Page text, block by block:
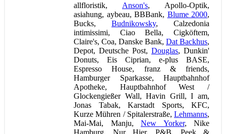
allfloristik, Anson's, Apollo-Optik,
asiahung, aybeau, BBBank, Blume 2000,
Bucks, Budnikowsky, Calzedonia
intimissimi, Ciao Bella, Cigköftem,
Claire's, Coa, Danske Bank, Dat Backhus,
Depot, Deutsche Post, Douglas, Dunkin'
Donuts, Eis Ciprian, e-plus BASE,
Espresso House, franz & friends,
Hamburger Sparkasse, Hauptbahnhof
Apotheke, Hauptbahnhof West /
Glockengießer Wall, Havin Grill, I am,
Jonas Tabak, Karstadt Sports, KFC,
Kurze Mühren / Spitalerstraße, Lehmanns,
Mai-Mai, Manju, New Yorker, Nike
Hamburg, Nur Hier, P&B, Peek &